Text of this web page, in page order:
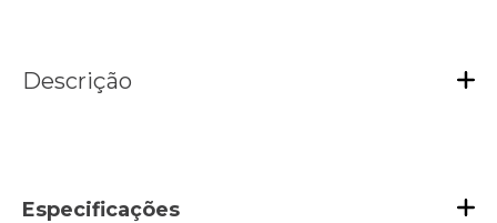
Descrição
Especificações